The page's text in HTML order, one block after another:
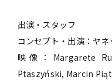
出演・スタッフ
コンセプト・出演：ヤ
映像：Margarete
Ptaszyński, Marcin